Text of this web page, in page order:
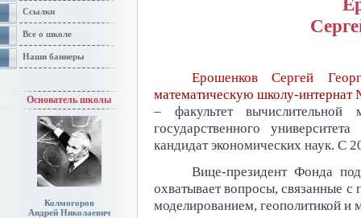
Ссылки
Все о школе
Наши баннеры
Основатель школы
Колмогоров
Андрей Николаевич
Ерошенков Сергей
математическую школу-
– факультет вычислительной
государственного
кандидат экономических наук. С
Вице-президент Фонда
охватывает вопросы, связанные
моделированием, геополитикой и